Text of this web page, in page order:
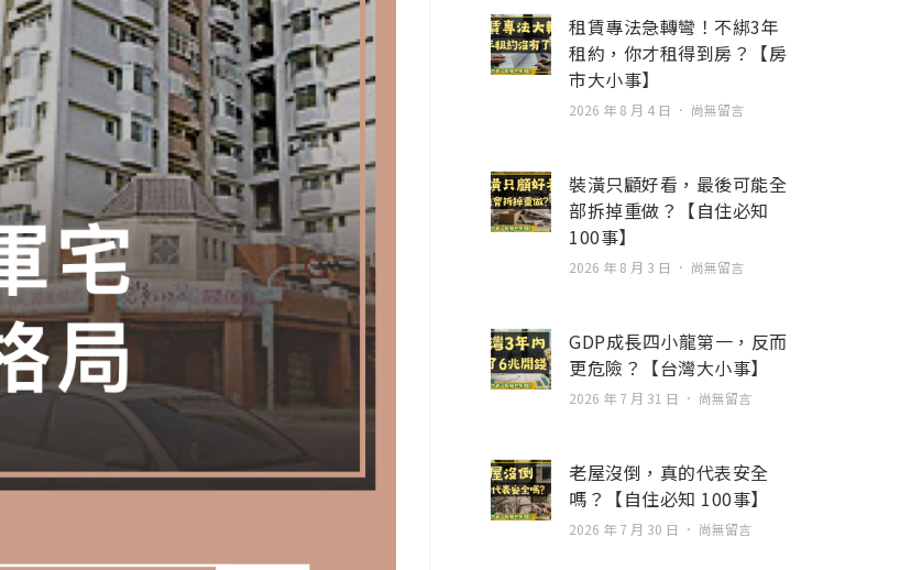
租賃專法急轉彎！不綁3年
租約，你才租得到房？【房
市大小事】
2026 年 8 月 4 日 尚無留言
裝潢只顧好看，最後可能全
部拆掉重做？【自住必知
100事】
2026 年 8 月 3 日 尚無留言
GDP成長四小龍第一，反而
更危險？【台灣大小事】
2026 年 7 月 31 日 尚無留言
老屋沒倒，真的代表安全
嗎？【自住必知 100事】
2026 年 7 月 30 日 尚無留言